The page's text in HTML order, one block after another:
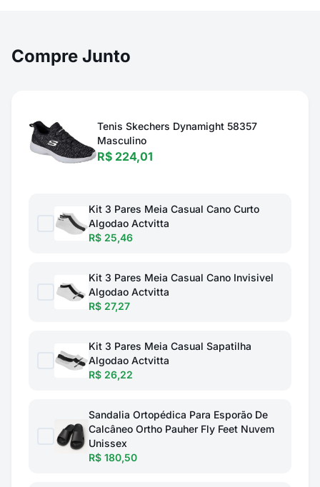
Compre Junto
Tenis Skechers Dynamight 58357
Masculino
R$ 224,01
Kit 3 Pares Meia Casual Cano Curto
Algodao Actvitta
R$ 25,46
Kit 3 Pares Meia Casual Cano Invisivel
Algodao Actvitta
R$ 27,27
Kit 3 Pares Meia Casual Sapatilha
Algodao Actvitta
R$ 26,22
Sandalia Ortopédica Para Esporão De
Calcâneo Ortho Pauher Fly Feet Nuvem
Unissex
R$ 180,50